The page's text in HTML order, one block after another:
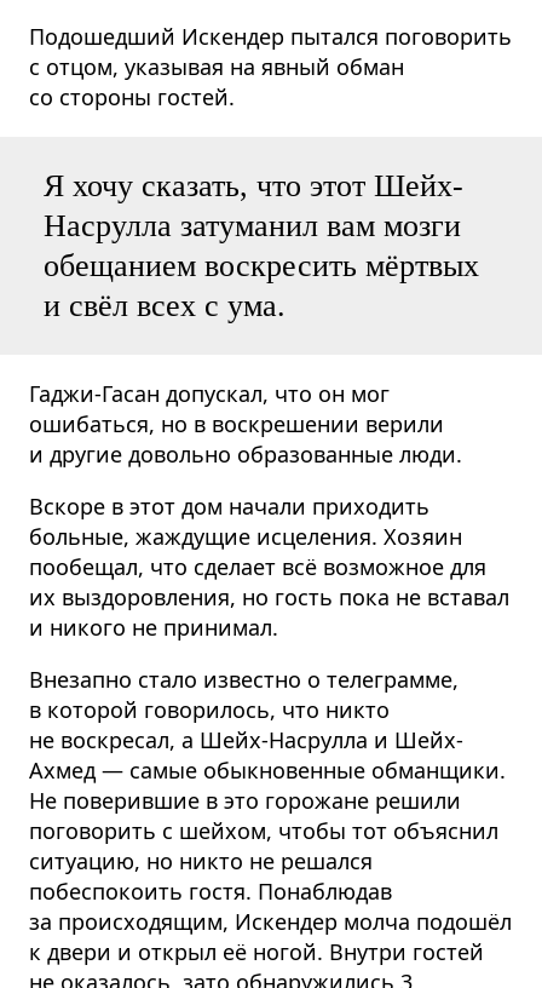
Подошедший Искендер пытался поговорить
с отцом, указывая на явный обман
со стороны гостей.
Я хочу сказать, что этот Шейх-
Насрулла затуманил вам мозги
обещанием воскресить мёртвых
и свёл всех с ума.
Гаджи-Гасан допускал, что он мог
ошибаться, но в воскрешении верили
и другие довольно образованные люди.
Вскоре в этот дом начали приходить
больные, жаждущие исцеления. Хозяин
пообещал, что сделает всё возможное для
их выздоровления, но гость пока не вставал
и никого не принимал.
Внезапно стало известно о телеграмме,
в которой говорилось, что никто
не воскресал, а Шейх-Насрулла и Шейх-
Ахмед — самые обыкновенные обманщики.
Не поверившие в это горожане решили
поговорить с шейхом, чтобы тот объяснил
ситуацию, но никто не решался
побеспокоить гостя. Понаблюдав
за происходящим, Искендер молча подошёл
к двери и открыл её ногой. Внутри гостей
не оказалось, зато обнаружились 3